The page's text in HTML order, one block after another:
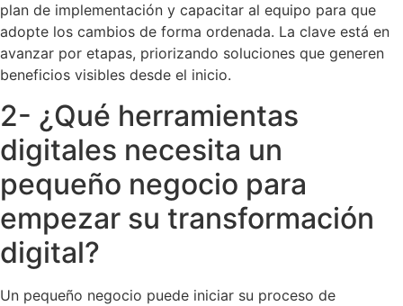
plan de implementación y capacitar al equipo para que
adopte los cambios de forma ordenada. La clave está en
avanzar por etapas, priorizando soluciones que generen
beneficios visibles desde el inicio.
2- ¿Qué herramientas
digitales necesita un
pequeño negocio para
empezar su transformación
digital?
Un pequeño negocio puede iniciar su proceso de